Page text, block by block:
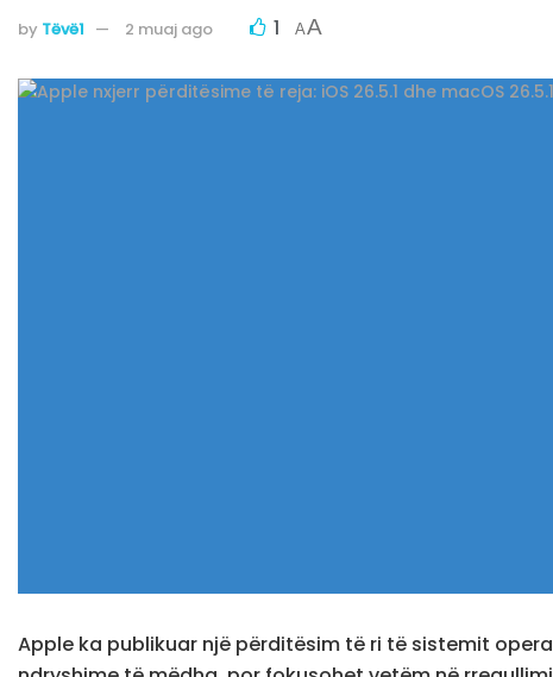
by Tëvë1 2 muaj ago 1 AA
Apple ka publikuar një përditësim të ri të sistemit